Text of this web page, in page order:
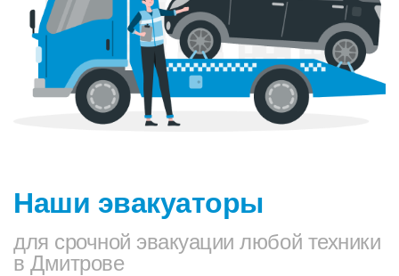
Наши эвакуаторы
для срочной эвакуации любой техники
в Дмитрове